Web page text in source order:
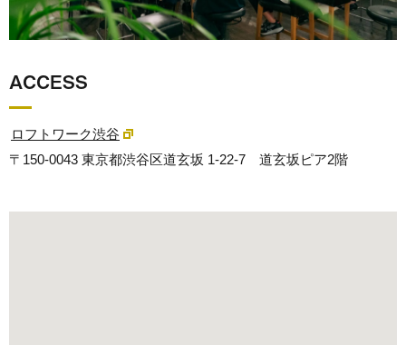
ACCESS
ロフトワーク渋谷
〒150-0043 東京都渋谷区道玄坂 1-22-7 道玄坂ピア2階